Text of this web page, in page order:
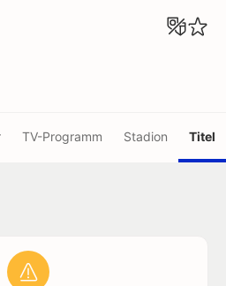
TV-Programm Stadion Titel